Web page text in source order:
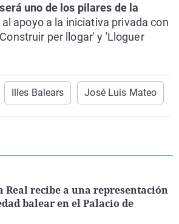
uno de los pilares de la
al apoyo a la iniciativa privada con
per llogar' y 'Lloguer
Illes Balears José Luis Mateo
Real recibe a una representación
balear en el Palacio de